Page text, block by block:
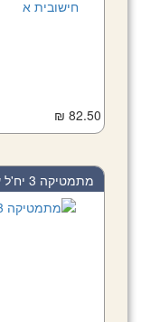
82.50 ₪
מתמטיקה 3 יח'ל שאלו...